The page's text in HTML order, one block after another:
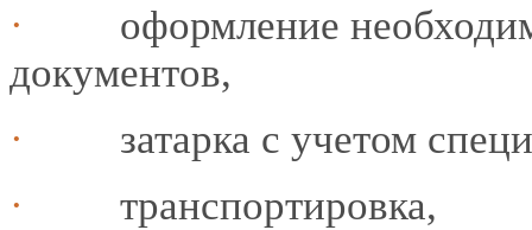
· оформление
документов,
· затарка с учетом
· транспортировка,